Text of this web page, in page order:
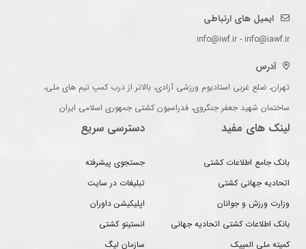
ایمیل های ارتباطی
info@iwf.ir - info@iawf.ir
آدرس
تهران، ضلع غربی استادیوم ورزشی آزادی، بالاتر از درب کمپ تیم های ملی،
ساختمان شهید جعفر جنگروی، فدراسیون کشتی جمهوری اسلامی ایران
لینک های مفید
بانک جامع اطلاعات کشتی
اتحادیه جهانی کشتی
وزارت ورزش و جوانان
بانک اطلاعات کشتی اتحادیه جهانی
کمیته ملی المپیک
دسترسی سریع
جستجوی پیشرفته
تبلیغات در سایت
اپلیکیشن داوران
انستیتو کشتی
سازمان لیگ